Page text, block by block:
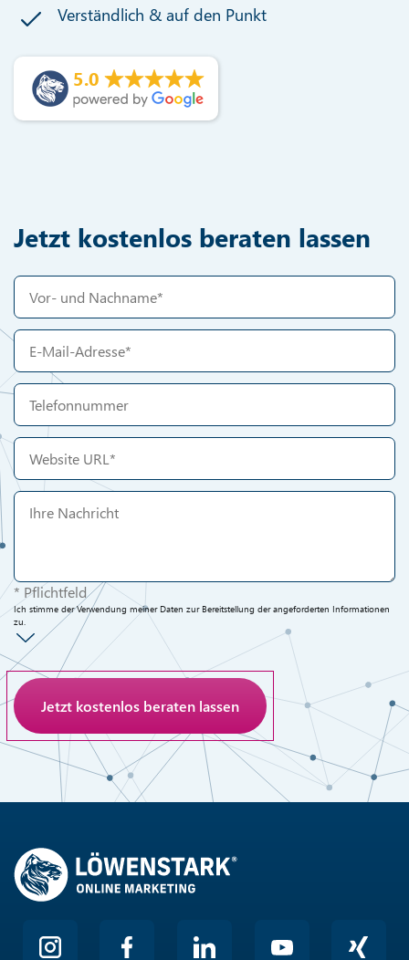
Verständlich & auf den Punkt
5.0
Jetzt kostenlos beraten lassen
* Pflichtfeld
Ich stimme der Verwendung meiner Daten zur Bereitstellung der angeforderten Informationen
zu.
Anti-Roboter-Verifizierung
Hier klicken